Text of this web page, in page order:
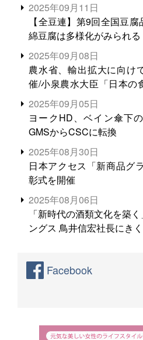
2025年09月11日
【全豆連】第9回全国豆
綿豆腐は多様化がみられる
2025年09月08日
農水省、輸出拡大に向け
催/小泉農水大臣「日本の
る。米増産に向けて、米輸
2025年09月05日
ヨークHD、ベイン傘下
GMSからCSCに転換
2025年08月30日
日本アクセス「新商品グ
彰式を開催
2025年08月06日
「新時代の酒類文化を築
ングス 鳥井信宏社長にきく
Facebook